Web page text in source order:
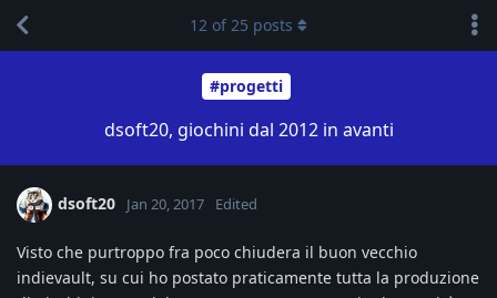
#progetti
dsoft20, giochini dal 2012 in avanti
12 of25 posts
dsoft20 Jan 20, 2017 Edited
Visto che purtroppo fra poco chiudera il buon vecchio
indievault, su cui ho postato praticamente tutta la produzione